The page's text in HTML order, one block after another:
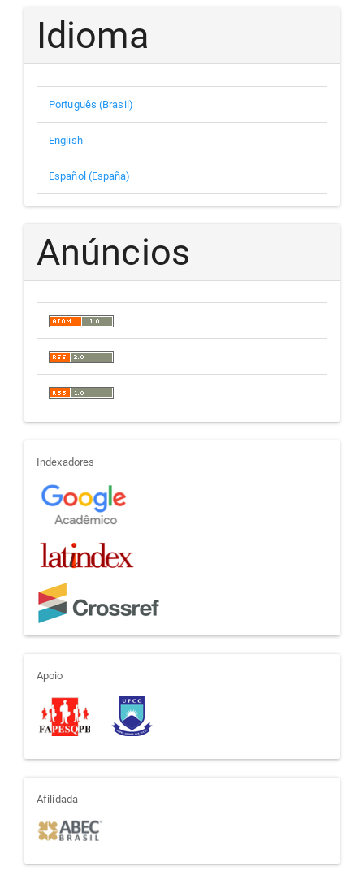
Idioma
Português (Brasil)
English
Español (España)
Anúncios
indexadores
Indexadores
apoio
Apoio
afiliada
Afilidada